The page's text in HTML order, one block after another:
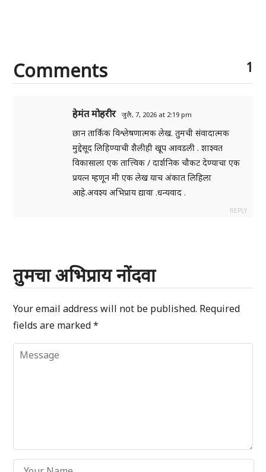
Comments 1
हेमंत मोहरीर जुलै, 7, 2026 at 2:19 pm
छान तार्किक विश्लेषणात्मक लेख. तुमची संवादात्मक
मुद्देसूद लिहिण्याची शैलीही खूप आवडली . शाश्वत
विकासाला एक तात्त्विक / दार्शनिक चौकट देण्याचा एक
प्रयत्न म्हणून मी एक लेख याच अंकात लिहिला
आहे.अवश्य अभिप्राय द्यावा .धन्यवाद .
REPLY
तुमचा अभिप्राय नोंदवा
Your email address will not be published. Required
fields are marked*